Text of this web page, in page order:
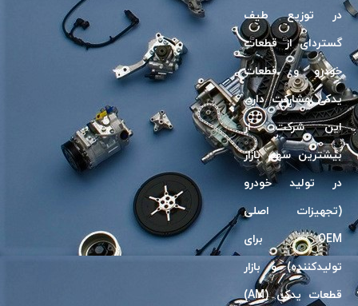
در توزیع طیف
گسترد‌ای از قطعات
خودرو و قطعات
یدکی مشارکت دارد.
این شرکت، از
بیشترین سهم بازار
در تولید خودرو
(تجهیزات اصلی
OEM برای
تولیدکننده) و بازار
قطعات یدکی (AM)